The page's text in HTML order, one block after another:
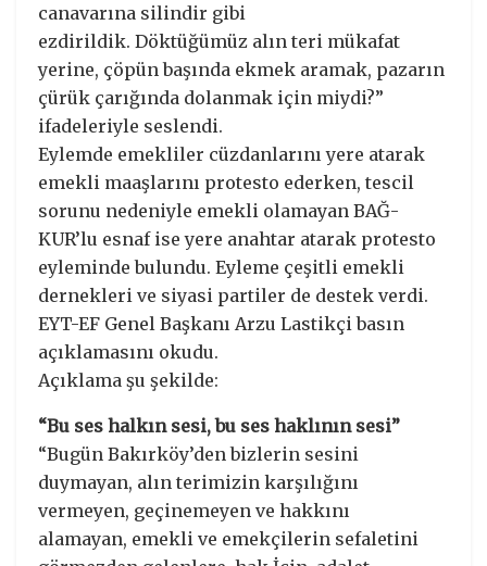
canavarına silindir gibi
ezdirildik. Döktüğümüz alın teri mükafat
yerine, çöpün başında ekmek aramak, pazarın
çürük çarığında dolanmak için miydi?”
ifadeleriyle seslendi.
Eylemde emekliler cüzdanlarını yere atarak
emekli maaşlarını protesto ederken, tescil
sorunu nedeniyle emekli olamayan BAĞ-
KUR’lu esnaf ise yere anahtar atarak protesto
eyleminde bulundu. Eyleme çeşitli emekli
dernekleri ve siyasi partiler de destek verdi.
EYT-EF Genel Başkanı Arzu Lastikçi basın
açıklamasını okudu.
Açıklama şu şekilde:
“Bu ses halkın sesi, bu ses haklının sesi”
“Bugün Bakırköy’den bizlerin sesini
duymayan, alın terimizin karşılığını
vermeyen, geçinemeyen ve hakkını
alamayan, emekli ve emekçilerin sefaletini